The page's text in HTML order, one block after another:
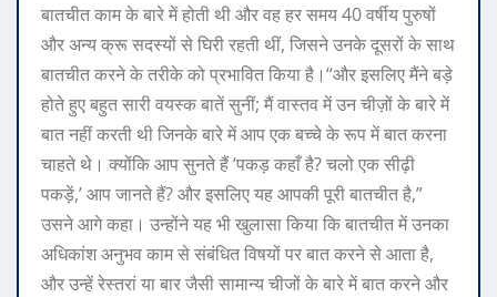
बातचीत काम के बारे में होती थी और वह हर समय 40 वर्षीय पुरुषों
और अन्य क्रू सदस्यों से घिरी रहती थीं, जिसने उनके दूसरों के साथ
बातचीत करने के तरीके को प्रभावित किया है।“और इसलिए मैंने बड़े
होते हुए बहुत सारी वयस्क बातें सुनीं; मैं वास्तव में उन चीज़ों के बारे में
बात नहीं करती थी जिनके बारे में आप एक बच्चे के रूप में बात करना
चाहते थे। क्योंकि आप सुनते हैं ‘पकड़ कहाँ है? चलो एक सीढ़ी
पकड़ें,’ आप जानते हैं? और इसलिए यह आपकी पूरी बातचीत है,”
उसने आगे कहा। उन्होंने यह भी खुलासा किया कि बातचीत में उनका
अधिकांश अनुभव काम से संबंधित विषयों पर बात करने से आता है,
और उन्हें रेस्तरां या बार जैसी सामान्य चीजों के बारे में बात करने और